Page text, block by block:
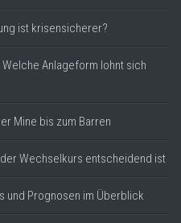
ist krisensicherer?
Anlageform lohnt sich
Mine bis zum Barren
Wechselkurs entscheidend ist
und Prognosen im Überblick